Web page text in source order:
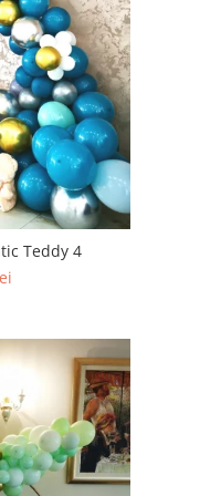
Teddy 4